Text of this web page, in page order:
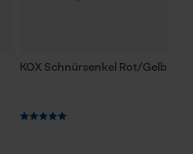
KOX Schnürsenkel Rot/Gelb